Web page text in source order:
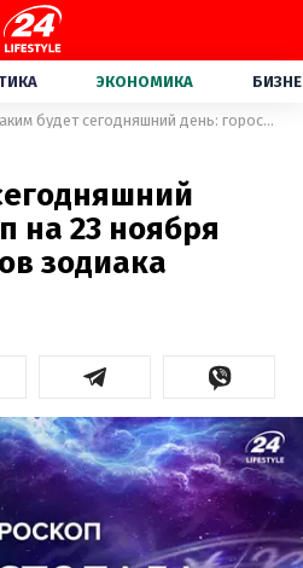
ЭКОНОМИКА
Каким будет сегодняшний день: гороскоп на 23 ноября для всех знаков зодиака
на 23 ноября
зодиака